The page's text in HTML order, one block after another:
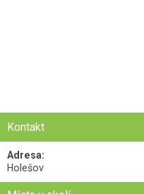
Kontakt
Adresa:
Holešov